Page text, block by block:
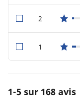
2star reviews
1star reviews
1-5 sur 168 avis